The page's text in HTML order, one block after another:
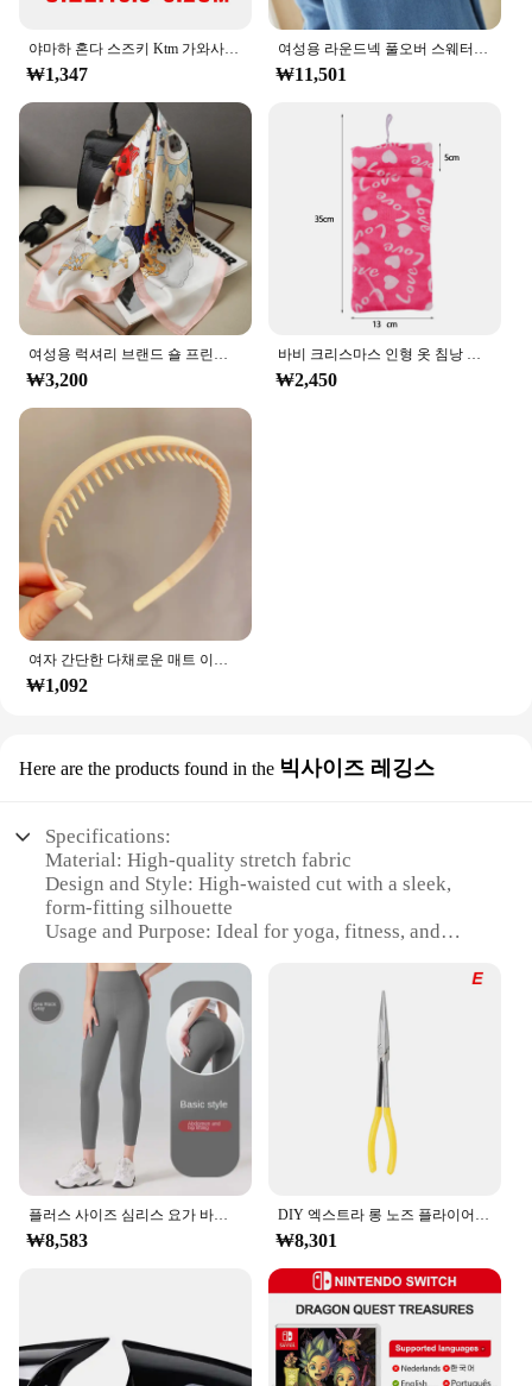
야마하 혼다 스즈키 Ktm 가와사키 베넬리용 반사 모토크로스 오토바이 스티커, 포크 Kyb Wp 서스펜션 쇼와 데칼
₩1,347
여성용 라운드넥 풀오버 스웨터, 따뜻한 긴팔, 단색 보터밍 셔츠, 캐시미어 통근 스타일, 가을 겨울
₩11,501
여성용 럭셔리 브랜드 숄 프린트 실크 새틴 히잡 스카프, 여성용 반다나, 2024 스퀘어 숄 스카프, 70x70cm
₩3,200
바비 크리스마스 인형 옷 침낭 봉제 잠옷 액세서리 인형 옷, 바비 인형 및 1/6 BJD 블라이스 인형 소녀 장난감
₩2,450
여자 간단한 다채로운 매트 이빨 Hairbands 깨진 머리 마무리 머리띠 야외 머리 후프 모자를 쓰고 있죠 패션 헤어 액세서리
₩1,092
Here are the products found in the 빅사이즈 레깅스
Specifications:
Material: High-quality stretch fabric
Design and Style: High-waisted cut with a sleek,
form-fitting silhouette
Usage and Purpose: Ideal for yoga, fitness, and
Performance and Property: Moisture-wicking and
breathable
Shape or Size or Weight or Quantity: Available in
plus sizes
Parts and Accessories: None
Features:
**Comfort and Style in Every Move**
The HighWaisted Leggings are not just another pair
of leggings; they are a testament to comfort and
style. Crafted from a premium stretch fabric, these
leggings offer a snug fit that moves with you,
whether you're in a yoga pose or on the go. The
high-waisted design provides additional support
and a flattering silhouette, making them a versatile
addition to your wardrobe. Their moisture-wicking
and breathable properties ensure that you stay cool
플러스 사이즈 심리스 요가 바지, 하이 웨이스트 체육관 레깅스, 스포츠 여성 피트니스 레깅스, 배 컨트롤 러닝 타이츠, 섹시한 소녀
₩8,583
DIY 엑스트라 롱 노즈 플라이어, 스트레이트 벤트 팁, 기계 장비, 손 제거 도구, 스패너 클립, 자동차 관리 키트, 자동차 액세서리
₩8,301